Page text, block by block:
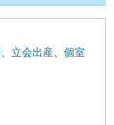
立会出産
個室